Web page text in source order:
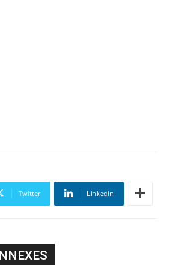
Twitter Linkedin